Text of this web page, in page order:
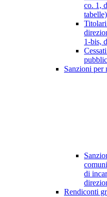
co. 1,
tabelle)
1-bis,
Sanzioni per
di
Rendiconti